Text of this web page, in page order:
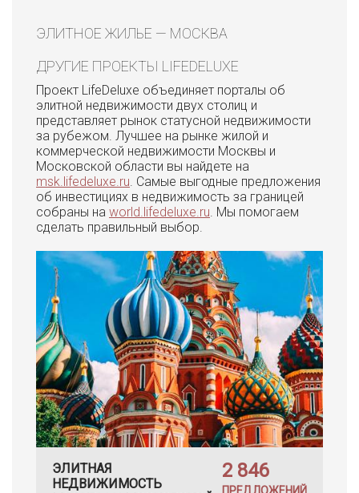
ЭЛИТНОЕ ЖИЛЬЕ — МОСКВА
ДРУГИЕ ПРОЕКТЫ LIFEDELUXE
Проект LifeDeluxe объединяет порталы об
элитной недвижимости двух столиц и
представляет рынок статусной недвижимости
за рубежом. Лучшее на рынке жилой и
коммерческой недвижимости Москвы и
Московской области вы найдете на
msk.lifedeluxe.ru. Самые выгодные предложения
об инвестициях в недвижимость за границей
собраны на world.lifedeluxe.ru. Мы помогаем
сделать правильный выбор.
ЭЛИТНАЯ
НЕДВИЖИМОСТЬ
2 846